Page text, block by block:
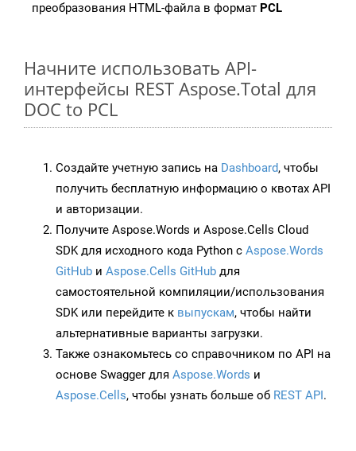
преобразования HTML-файла в формат PCL
Начните использовать API-
интерфейсы REST Aspose.Total для
DOC to PCL
Создайте учетную запись на Dashboard, чтобы
получить бесплатную информацию о квотах API
и авторизации.
Получите Aspose.Words и Aspose.Cells Cloud
SDK для исходного кода Python с Aspose.Words
GitHub и Aspose.Cells GitHub для
самостоятельной компиляции/использования
SDK или перейдите к выпускам, чтобы найти
альтернативные варианты загрузки.
Также ознакомьтесь со справочником по API на
основе Swagger для Aspose.Words и
Aspose.Cells, чтобы узнать больше об REST API.